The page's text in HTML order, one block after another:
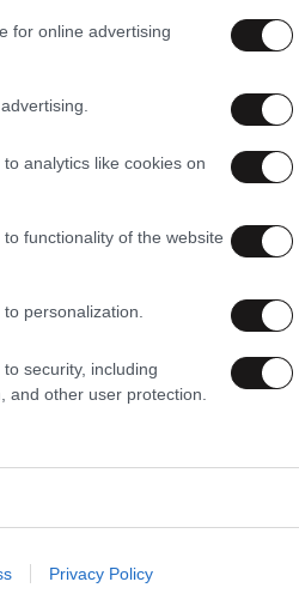
for online advertising
analytics like cookies on
functionality of the website
personalization.
security, including
and other user protection.
Privacy Policy
της
με το
μια
ο κ.
για επέκταση
αγορές και της